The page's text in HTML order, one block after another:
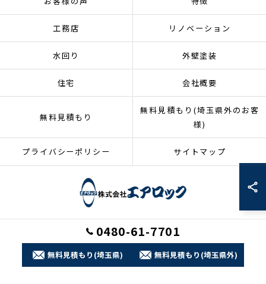
0480-61-7701
無料見積もり(埼玉県) 無料見積もり(埼玉県外)
工務店 リノベーション
水回り 外壁塗装
住宅 会社概要
無料見積もり
無料見積もり(埼玉県外のお客
様)
プライバシーポリシー サイトマップ
© 2026 埼玉県加須市のリフォームなら株式会社エアロック ALL RIGHTS
RESERVED.